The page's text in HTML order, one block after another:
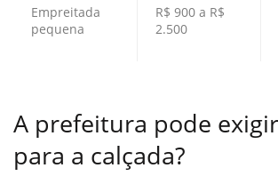
Empreitada
pequena
R$ 900 a R$
2.500
A prefeitura pode
para a calçada?